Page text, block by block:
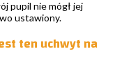
pupil nie mógł jej
ustawiony.
ten uchwyt na